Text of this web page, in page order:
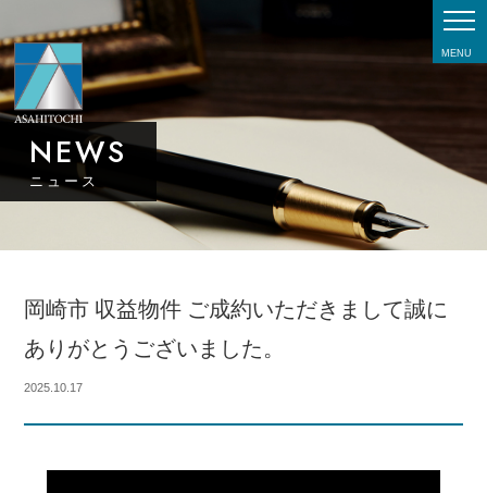
MENU
NEWS
ニュース
岡崎市 収益物件 ご成約いただきまして誠に
ありがとうございました。
2025.10.17